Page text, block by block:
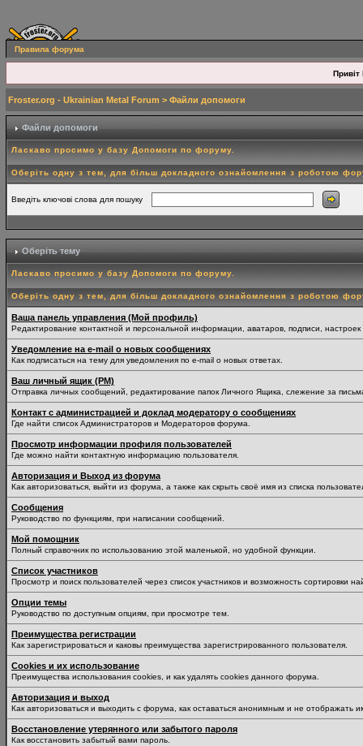
Правила форума
Привіт
Froster.org - Ukrainian Metal Forum > Файли допомоги
Файли допомоги
Ласкаво просимо у базу Допомоги по форуму.
Оберіть одну з тем, для більш докладного ознайомлення з роботою
Введіть ключові слова для пошуку
Оберіть тему
Ласкаво просимо у базу Допомоги по форуму.
Оберіть одну з тем, для більш докладного ознайомлення з роботою
Ваша панель управления (Мой профиль)
Редактирование контактной и персональной информации, аватаров, подписи,
Уведомление на e-mail о новых сообщениях
Как подписаться на тему для уведомления по e-mail о новых ответах.
Ваш личный ящик (PM)
Отправка личных сообщений, редактирование папок Личного Ящика, слежение за
Контакт с администрацией и доклад модератору о сообщениях
Где найти список Администраторов и Модераторов форума.
Просмотр информации профиля пользователей
Где можно найти контактную информацию пользователя.
Авторизация и Выход из форума
Как авторизоваться, выйти из форума, а также как скрыть своё имя из списка
Сообщения
Руководство по функциям, при написании сообщений.
Мой помощник
Полный справочник по использованию этой маленькой, но удобной функции.
Список участников
Просмотр и поиск пользователей через список участников и возможность сортировки
Опции темы
Руководство по доступным опциям, при просмотре тем.
Преимущества регистрации
Как зарегистрироваться и каковы преимущества зарегистрированного пользователя.
Cookies и их использование
Преимущества использования cookies, и как удалять cookies данного форума.
Авторизация и выход
Как авторизоваться и выходить с форума, как оставаться анонимным и не отображать
Восстановление утерянного или забытого пароля
Как восстановить забытый вами пароль.